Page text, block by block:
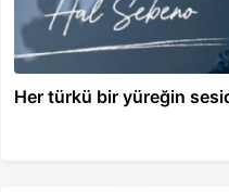
Her türkü bir yüreğin